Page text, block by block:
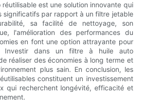
est une solution innovante qui
significatifs par rapport à un filtre jetable
sa facilité de nettoyage, son
l'amélioration des performances du
en font une option attrayante pour
Investir dans un filtre à huile auto
réaliser des économies à long terme et
plus sain. En conclusion, les
constituent un investissement
qui recherchent longévité, efficacité et